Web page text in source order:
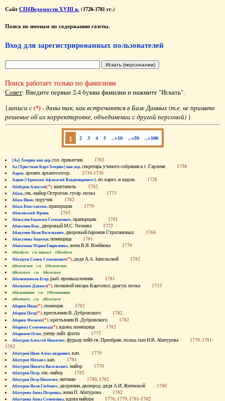
СайтСПбВедомости XVIII в. (1728-1781 гг.)
Поиск по именам по содержанию газеты.
Вход для зарегистрированных пользователей
Поиск работает только по фамилиям
Совет: Введите первые 2-4 буквы фамилии и нажмите "Искать".
{записи с(*)- даны так, как встречаются в Базе Данных (т.е. не принято
решение об их корректировке, объединении с другой персоной) }
1 2 3 4 5 ..+10 ..+50 ..+100
[Аа] Хенрик ван дер, гол. приказчик 1763
Аа [Христиан Карл Хенрик] ван дер, секретарь ученого собрания в г. Гарлеме 1758
Аарон, архиеп. архангелогор. 1734-1736
Аарон [(Еропкин Афанасий Владимирович)], еп. карел. и ладож. 1728
Абабуров Алексей(*), констапель 1782
Абаза, сек.-майор Острогож. гусар. полка 1773
Абаза Иван, поручик 1782
Абаза Константин, прапорщик 1779
Абаковский Франц 1765
Абакулов Евдоким Степанович, прапорщик 1781
Абакумов Влас, дворовый М.С. Челеева 1772
Абакумов Яков Васильевич, дворовый баронов Строгановых 1768
Абакумова Авдотья, помещица 1781
Абакумова Мария Гавриловна, жена В.Я. Воейкова 1779
Абалдуев см. также Оболдуев
Абалдуев Семен Степанович(*), дядя А.А. Запольской 1782
Абаленская см. Оболенская
Абалешев см. Аболешев
Абалишников Егор, рыб. промышленник 1781
Абалыхин Даниил(*), полковой писарь Каргопол. драгун. полка 1733
Абальянинов см. Обольянинов
Абаляшев см. Аболешев
Абарин Иван(*), помещик 1782
Абарин Петр(*), крестьянин В. Дубровского 1782
Абарин Филипп(*), крестьянин В. Дубровского 1782
Абарина Соломонида(*), вдова, помещица 1782
Абаринов Осип, унтер-лейт. флота 1777
Абатуров Алексей Никитич, фурьер лейб-гв. Преображ. полка, сын Н.В. Абатурова 1779, 1781-
1782
Абатуров Иван Александрович, кап. 1779
Абатуров Михаил, кап. 1781
Абатуров Никита Васильевич, майор 1779
Абатуров Петр, сек.-майор 1782
Абатуров Петр Никитич, мичман 1780, 1782
Абатуров Яков Глебович, дворянин, двоюрод. дядя А.И. Житновой 1780
Абатурова Анна Петровна, жена П. Абатурова 1782
Абатурова Анна Семеновна, вдова майора 1776, 1779, 1781-1782